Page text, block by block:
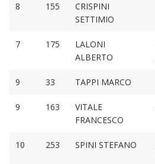
8 155
CRISPINI
SETTIMIO
7 175
LALONI
ALBERTO
9 33 TAPPI MARCO
9 163
VITALE
FRANCESCO
10 253 SPINI STEFANO